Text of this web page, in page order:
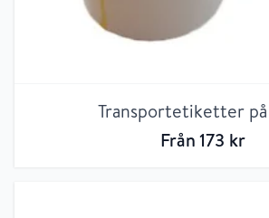
Transportetiketter
Från173 kr